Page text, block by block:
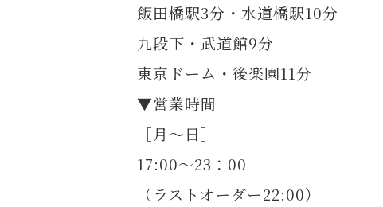
飯田橋駅3分・水道橋駅10分
九段下・武道館9分
東京ドーム・後楽園11分
▼営業時間
［月～日］
17:00～23：00
（ラストオーダー22:00）